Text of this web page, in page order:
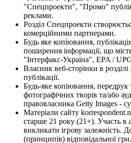
"Спецпроекти", "Промо"
реклами.
Розділ Спецпроекти
комерційними партнерами.
Будь яке копіювання,
поширення інформації, що
"Інтерфакс-Україна", EPA /
Власник веб-сторінки в
публікації.
Будь-яке копіювання, передрук
фотографічних творів та/або
правовласника Getty Images -
Матеріали сайту
старше 21 року (21+). Участь в
викликати ігрову залежність.
(принципів) відповідальної